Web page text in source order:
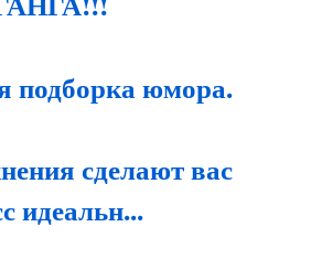
подборка юмора.
сделают вас
идеальн...